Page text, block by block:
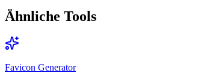
Ähnliche Tools
Favicon Generator